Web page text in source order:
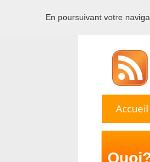
Accueil
En poursuivant votre